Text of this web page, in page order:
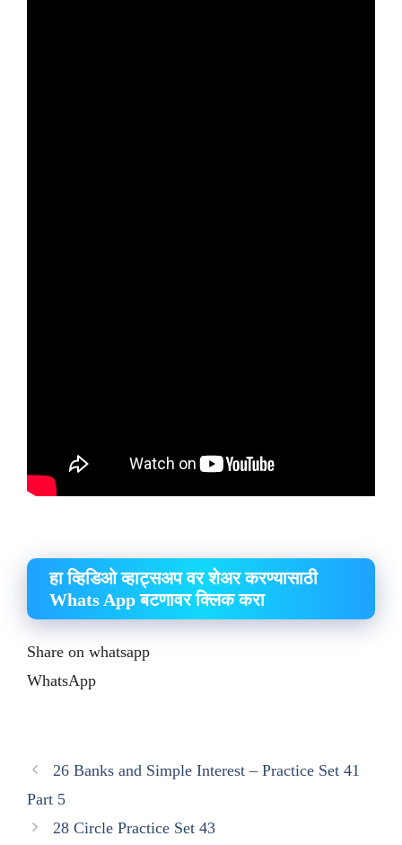
हा व्हिडिओ व्हाट्सअप वर शेअर करण्यासाठी
Whats App बटणावर क्लिक करा
Share on whatsapp
WhatsApp
26 Banks and Simple Interest – Practice Set 41
Part 5
28 Circle Practice Set 43